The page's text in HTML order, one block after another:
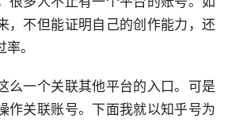
，不但能证明自己的创作能力，还
。
么一个关联其他平台的入口。可是
作关联账号。下面我就以知乎号为